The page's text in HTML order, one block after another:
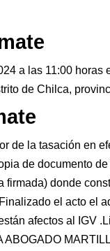
a las 11:00
de Chilca,
de la tasación en
de documento
firmada) donde
el acto el
afectos al IGV
ABOGADO